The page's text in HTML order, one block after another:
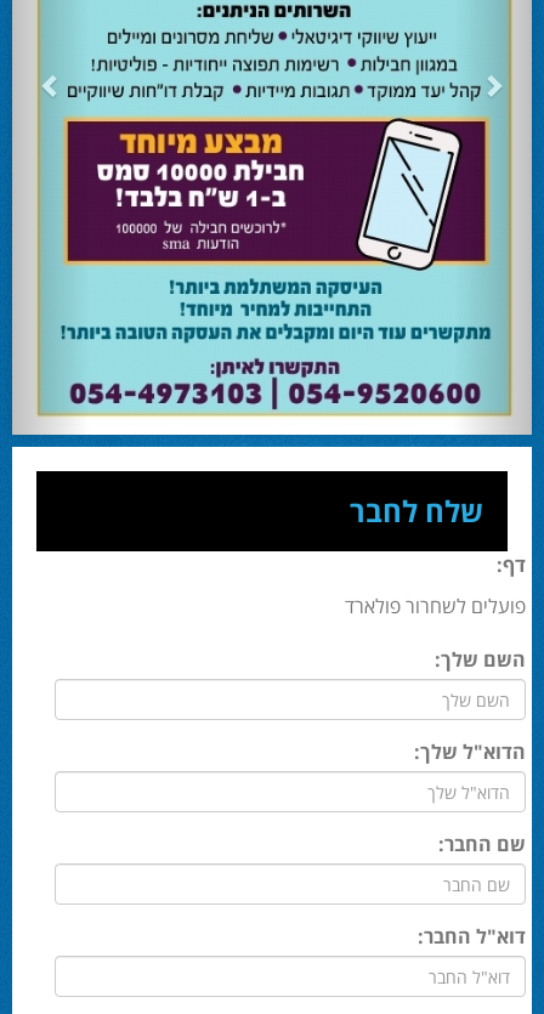
השרה מירי רגב קוראת לבוא ולהצביע ולהשפיע 24.02.24
השרה מירי רגב קוראת לבוא ולהצביע ולהשפיע בבחירות המוניציפליות שיתקיימו ביום
אוהד שגב הפסיד בעכו
עמיחי בן שלוש מקורבו של השר ניר ברקת ניצח את הבחירות בעכו ויכהן כראש העיר.
מחל זכתה במנדט אחד בבאר שבע
עו''ד אמנון כהן שעומד בראש רשימת מחל למועצת העיר זכה במנדט אחד ואילו שמעון
בוקר שהתמודד אף הוא למועצה לא הצליח להיבחר.
המשבר בליכוד העולמי 23.10.24
האם ההסכם של מיקי זוהר מחזק את הימין או השמאל? האם ההסכם חוקי או לא?שמירה
או הדחה? ומה יחליט בעתיד המרכז? עוד שנה בחירות בליכוד העולמי . הכל במגזין
המלא - עמ' 4.
שלח לחבר
דף:
פועלים לשחרור פולארד
השם שלך:
הדוא"ל שלך:
שם החבר:
דוא"ל החבר: